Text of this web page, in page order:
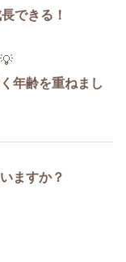
できる！
💡
年齢を重ねまし
ますか？